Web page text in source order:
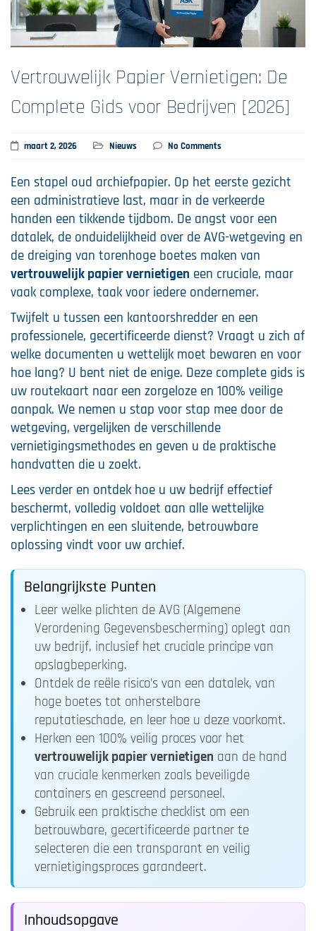
Vertrouwelijk Papier Vernietigen: De
Complete Gids voor Bedrijven [2026]
maart 2, 2026 Nieuws No Comments
Een stapel oud archiefpapier. Op het eerste gezicht
een administratieve last, maar in de verkeerde
handen een tikkende tijdbom. De angst voor een
datalek, de onduidelijkheid over de AVG-wetgeving en
de dreiging van torenhoge boetes maken van
vertrouwelijk papier vernietigen een cruciale, maar
vaak complexe, taak voor iedere ondernemer.
Twijfelt u tussen een kantoorshredder en een
professionele, gecertificeerde dienst? Vraagt u zich af
welke documenten u wettelijk moet bewaren en voor
hoe lang? U bent niet de enige. Deze complete gids is
uw routekaart naar een zorgeloze en 100% veilige
aanpak. We nemen u stap voor stap mee door de
wetgeving, vergelijken de verschillende
vernietigingsmethodes en geven u de praktische
handvatten die u zoekt.
Lees verder en ontdek hoe u uw bedrijf effectief
beschermt, volledig voldoet aan alle wettelijke
verplichtingen en een sluitende, betrouwbare
oplossing vindt voor uw archief.
Belangrijkste Punten
Leer welke plichten de AVG (Algemene
Verordening Gegevensbescherming) oplegt aan
uw bedrijf, inclusief het cruciale principe van
opslagbeperking.
Ontdek de reële risico’s van een datalek, van
hoge boetes tot onherstelbare
reputatieschade, en leer hoe u deze voorkomt.
Herken een 100% veilig proces voor het
vertrouwelijk papier vernietigen aan de hand
van cruciale kenmerken zoals beveiligde
containers en gescreend personeel.
Gebruik een praktische checklist om een
betrouwbare, gecertificeerde partner te
selecteren die een transparant en veilig
vernietigingsproces garandeert.
Inhoudsopgave